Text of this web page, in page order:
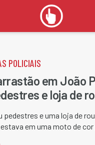
POLICIAIS
em João
e loja de
pedestres e uma loja de
estava em uma moto de